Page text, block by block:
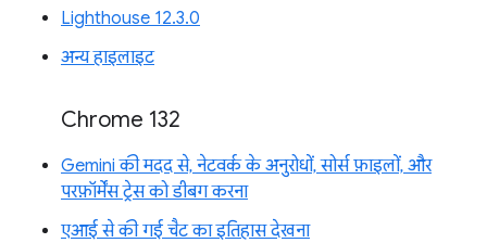
Lighthouse 12.3.0
अन्य हाइलाइट
Chrome 132
Gemini की मदद से, नेटवर्क के अनुरोधों, सोर्स फ़ाइलों, और
परफ़ॉर्मेंस ट्रेस को डीबग करना
एआई से की गई चैट का इतिहास देखना